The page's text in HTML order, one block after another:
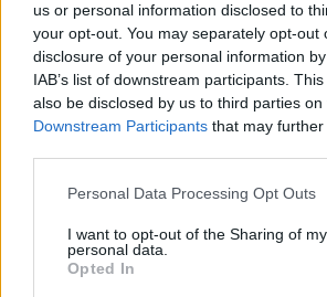
us or personal information disclosed to
your opt-out. You may separately opt-out
disclosure of your personal information
IAB’s list of downstream participants.
also be disclosed by us to third parties on
Downstream Participants that may
Personal Data Processing Opt Outs
I want to opt-out of the Sharing of my
personal data.
Opted In